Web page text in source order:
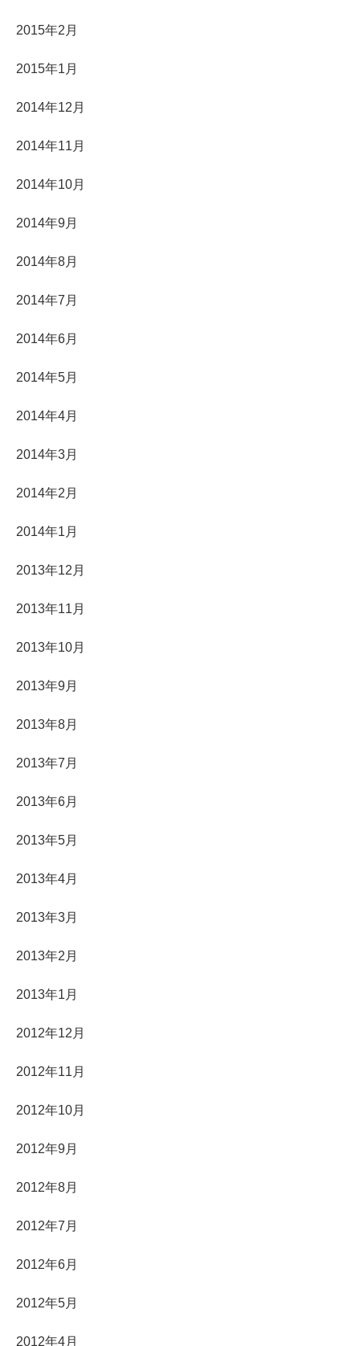
2015年2月
2015年1月
2014年12月
2014年11月
2014年10月
2014年9月
2014年8月
2014年7月
2014年6月
2014年5月
2014年4月
2014年3月
2014年2月
2014年1月
2013年12月
2013年11月
2013年10月
2013年9月
2013年8月
2013年7月
2013年6月
2013年5月
2013年4月
2013年3月
2013年2月
2013年1月
2012年12月
2012年11月
2012年10月
2012年9月
2012年8月
2012年7月
2012年6月
2012年5月
2012年4月